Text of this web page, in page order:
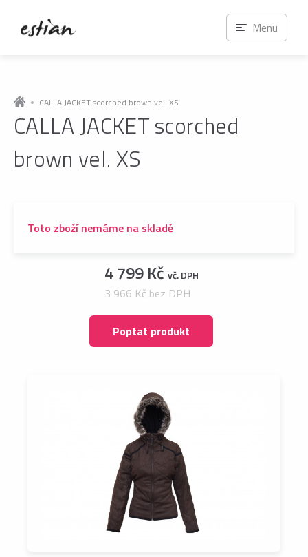
CALLA JACKET scorched brown vel. XS
CALLA JACKET scorched
brown vel. XS
Toto zboží nemáme na skladě
4 799 Kč vč. DPH
3 966 Kč bez DPH
Poptat produkt
Menu